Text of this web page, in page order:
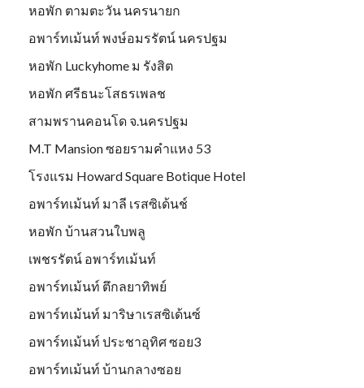
หอพัก ตามตะวัน นครนายก
อพาร์ทเม้นท์ พงษ์อมรรัตน์ นครปฐม
หอพัก Luckyhome ม รังสิต
หอพัก ศรีธนะโสธรเพลช
สามพรานคอนโด จ.นครปฐม
M.T Mansion ซอยรามคำแหง 53
โรงแรม Howard Square Botique Hotel
อพาร์ทเม้นท์ มาลี เรสซิเด้นช์
หอพัก บ้านสวนใบพลู
เพชรรัตน์ อพาร์ทเม้นท์
อพาร์ทเม้นท์ ตึกลยาทิพย์
อพาร์ทเม้นท์ มาริษาเรสซิเด้นซ์
อพาร์ทเม้นท์ ประชาอุทิศ ซอย3
อพาร์ทเม้นท์ บ้านกลางซอย